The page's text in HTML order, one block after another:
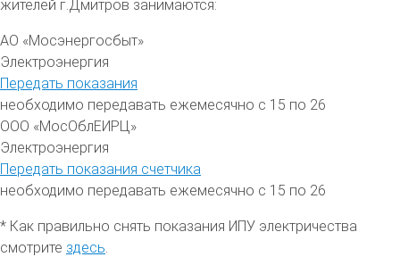
жителей г.Дмитров занимаются:
АО «Мосэнергосбыт»
Электроэнергия
Передать показания
необходимо передавать ежемесячно с 15 по 26
ООО «МосОблЕИРЦ»
Электроэнергия
Передать показания счетчика
необходимо передавать ежемесячно с 15 по 26
* Как правильно снять показания ИПУ электричества
смотрите здесь